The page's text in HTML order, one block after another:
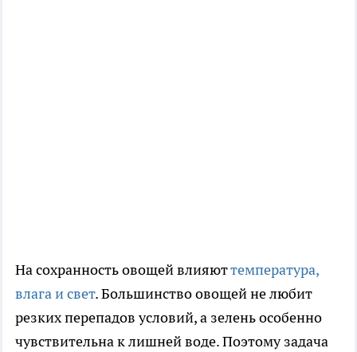
На сохранность овощей влияюттемпература,
влага и свет. Большинство овощей не любит
резких перепадов условий, а зелень особенно
чувствительна к лишней воде. Поэтому задача